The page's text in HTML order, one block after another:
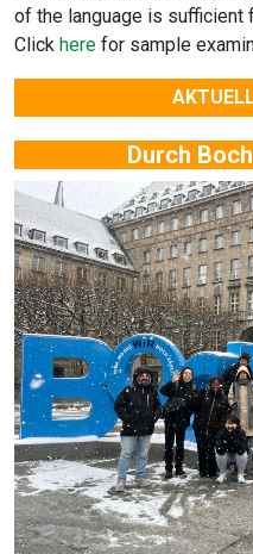
of the language is sufficient
Click here for sample
Durch